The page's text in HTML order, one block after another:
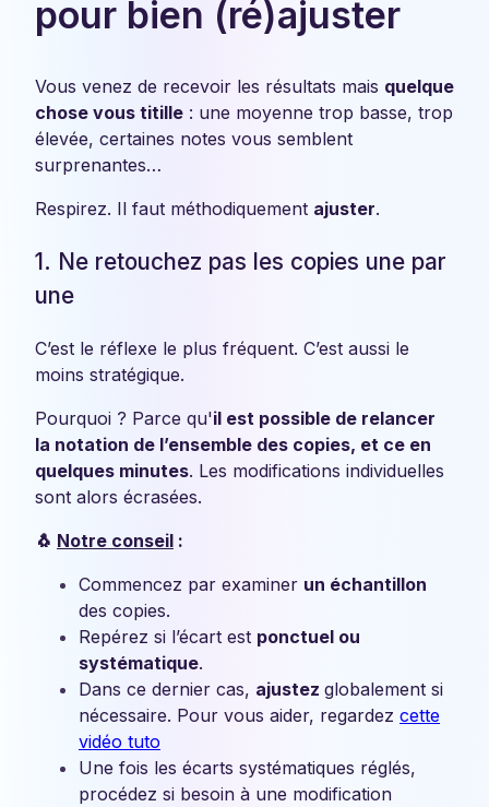
pour bien (ré)ajuster
Vous venez de recevoir les résultats mais quelque
chose vous titille : une moyenne trop basse, trop
élevée, certaines notes vous semblent
surprenantes…
Respirez. Il faut méthodiquement ajuster.
1. Ne retouchez pas les copies une par
une
C’est le réflexe le plus fréquent. C’est aussi le
moins stratégique.
Pourquoi ? Parce qu'il est possible de relancer
la notation de l’ensemble des copies, et ce en
quelques minutes. Les modifications individuelles
sont alors écrasées.
🐧 Notre conseil :
Commencez par examiner un échantillon
des copies.
Repérez si l’écart est ponctuel ou
systématique.
Dans ce dernier cas, ajustez globalement si
nécessaire. Pour vous aider, regardez cette
vidéo tuto
Une fois les écarts systématiques réglés,
procédez si besoin à une modification